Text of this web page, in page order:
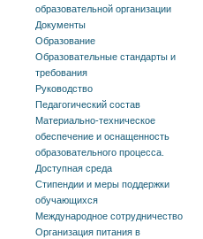
образовательной организации
Документы
Образование
Образовательные стандарты и
требования
Руководство
Педагогический состав
Материально-техническое
обеспечение и оснащенность
образовательного процесса.
Доступная среда
Стипендии и меры поддержки
обучающихся
Международное сотрудничество
Организация питания в